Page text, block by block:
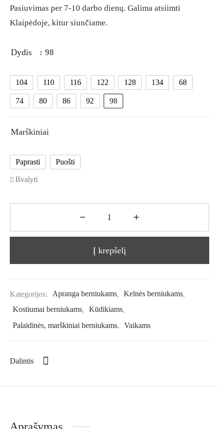
Pasiuvimas per 7-10 darbo dienų. Galima atsiimti
Klaipėdoje, kitur siunčiame.
Dydis : 98
104 110 116 122 128 134 68
74 80 86 92 98
Marškiniai
Paprasti Puošti
Išvalyti
Į krepšelį
Kategorijos: Apranga berniukams, Kelnės berniukams,
Kostiumai berniukams, Kūdikiams,
Palaidinės, marškiniai berniukams, Vaikams
Dalintis